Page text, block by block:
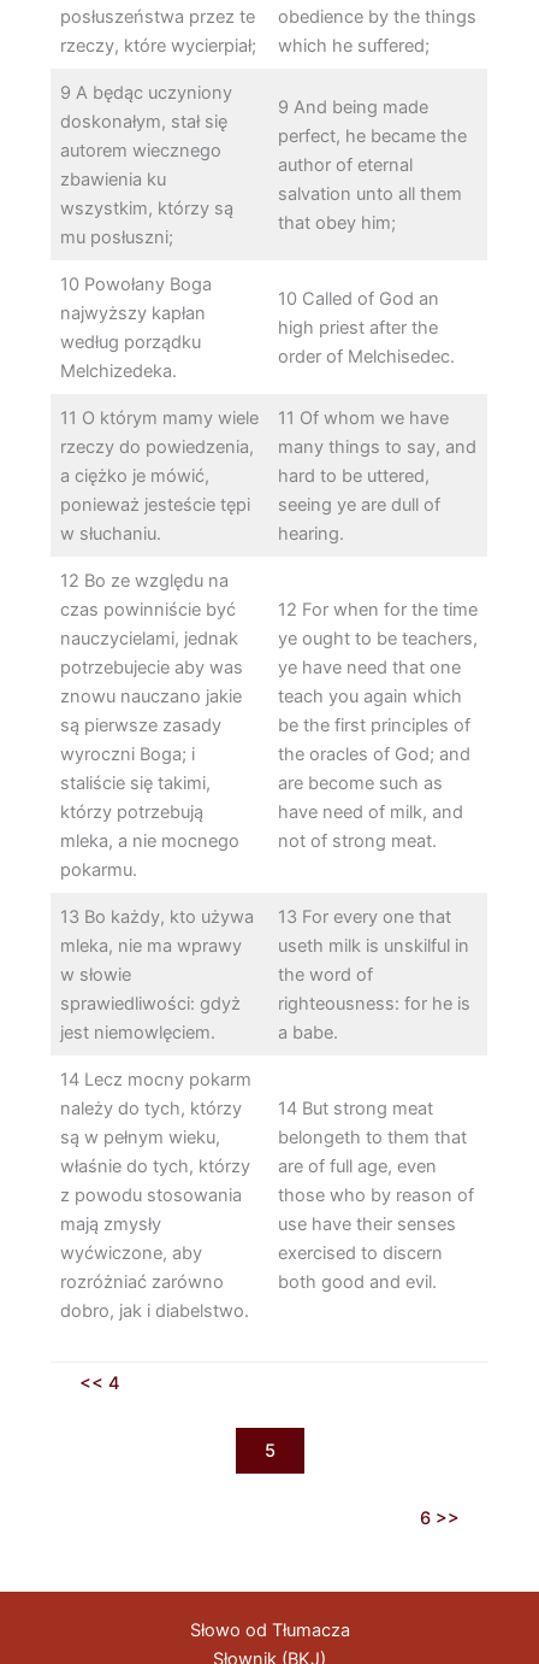
posłuszeństwa przez te
rzeczy, które wycierpiał;
obedience by the things
which he suffered;
9 A będąc uczyniony
doskonałym, stał się
autorem wiecznego
zbawienia ku
wszystkim, którzy są
mu posłuszni;
9 And being made
perfect, he became the
author of eternal
salvation unto all them
that obey him;
10 Powołany Boga
najwyższy kapłan
według porządku
Melchizedeka.
10 Called of God an
high priest after the
order of Melchisedec.
11 O którym mamy wiele
rzeczy do powiedzenia,
a ciężko je mówić,
ponieważ jesteście tępi
w słuchaniu.
11 Of whom we have
many things to say, and
hard to be uttered,
seeing ye are dull of
hearing.
12 Bo ze względu na
czas powinniście być
nauczycielami, jednak
potrzebujecie aby was
znowu nauczano jakie
są pierwsze zasady
wyroczni Boga; i
staliście się takimi,
którzy potrzebują
mleka, a nie mocnego
pokarmu.
12 For when for the time
ye ought to be teachers,
ye have need that one
teach you again which
be the first principles of
the oracles of God; and
are become such as
have need of milk, and
not of strong meat.
13 Bo każdy, kto używa
mleka, nie ma wprawy
w słowie
sprawiedliwości: gdyż
jest niemowlęciem.
13 For every one that
useth milk is unskilful in
the word of
righteousness: for he is
a babe.
14 Lecz mocny pokarm
należy do tych, którzy
są w pełnym wieku,
właśnie do tych, którzy
z powodu stosowania
mają zmysły
wyćwiczone, aby
rozróżniać zarówno
dobro, jak i diabelstwo.
14 But strong meat
belongeth to them that
are of full age, even
those who by reason of
use have their senses
exercised to discern
both good and evil.
<< 4
5
6 >>
Słowo od Tłumacza
Słownik (BKJ)